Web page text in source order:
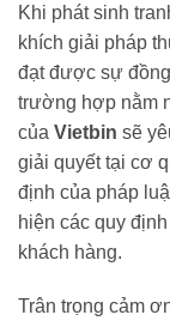
Khi phát sinh
khích giải pháp
đạt được sự
trường hợp nằm
của Vietbin sẽ
giải quyết tại cơ
định của pháp
hiện các quy
khách hàng.
Trân trọng cảm